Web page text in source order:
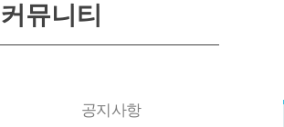
커뮤니티
공지사항